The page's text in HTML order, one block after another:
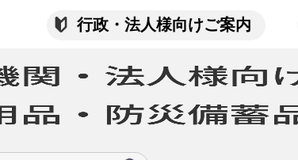
行政・法人様向けご案内